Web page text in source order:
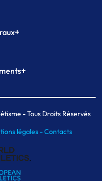
+
+
indoor
Paris- Tous Droits Réservés
légales -Contacts